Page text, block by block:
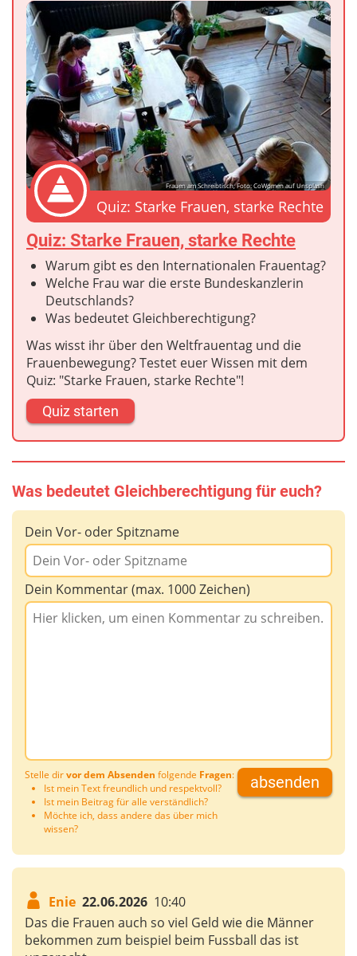
Frauen am Schreibtisch; Foto: CoWomen auf Unsplash
Quiz: Starke Frauen, starke Rechte
Quiz: Starke Frauen, starke Rechte
Warum gibt es den Internationalen Frauentag?
Welche Frau war die erste Bundeskanzlerin
Deutschlands?
Was bedeutet Gleichberechtigung?
Was wisst ihr über den Weltfrauentag und die
Frauenbewegung? Testet euer Wissen mit dem
Quiz: "Starke Frauen, starke Rechte"!
Quiz starten
Was bedeutet Gleichberechtigung für euch?
Dein Vor- oder Spitzname
Dein Kommentar (max. 1000 Zeichen)
Stelle dirvor dem Absenden folgende Fragen:
Ist mein Text freundlich und respektvoll?
Ist mein Beitrag für alle verständlich?
Möchte ich, dass andere das über mich
wissen?
absenden
Enie 22.06.2026 10:40
Das die Frauen auch so viel Geld wie die Männer
bekommen zum beispiel beim Fussball das ist